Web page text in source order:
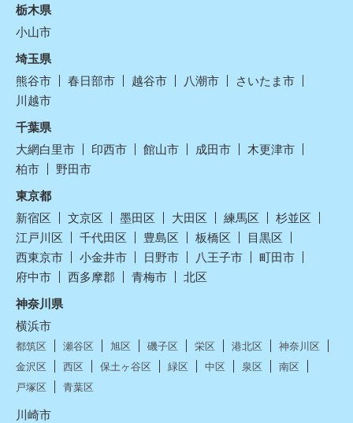
栃木県
小山市
埼玉県
熊谷市
春日部市 越谷市 八潮市
さいたま市
川越市
千葉県
大網白里市
印西市 館山市 成田市
木更津市
柏市
野田市
東京都
新宿区
文京区 墨田区 大田区 練馬区
杉並区
江戸川区
千代田区 豊島区 板橋区
目黒区
西東京市
小金井市 日野市 八王子市
町田市
府中市
西多摩郡 青梅市
北区
神奈川県
横浜市
都筑区 瀬谷区 旭区 磯子区 栄区 港北区
神奈川区
金沢区
西区 保土ヶ谷区 緑区 中区 泉区
南区
戸塚区
青葉区
川崎市